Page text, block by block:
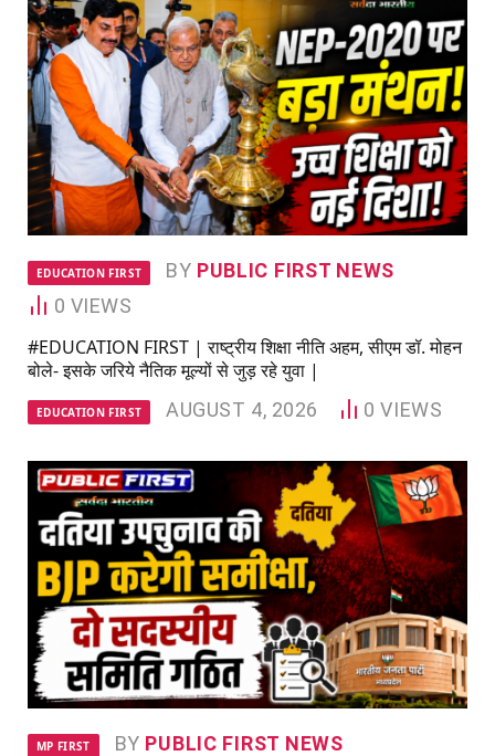
EDUCATION FIRST BY PUBLIC FIRST NEWS
0 VIEWS
#EDUCATION FIRST | राष्ट्रीय शिक्षा नीति अहम, सीएम डॉ. मोहन
बोले- इसके जरिये नैतिक मूल्यों से जुड़ रहे युवा |
EDUCATION FIRST AUGUST 4, 2026 0VIEWS
MP FIRST BY PUBLIC FIRST NEWS